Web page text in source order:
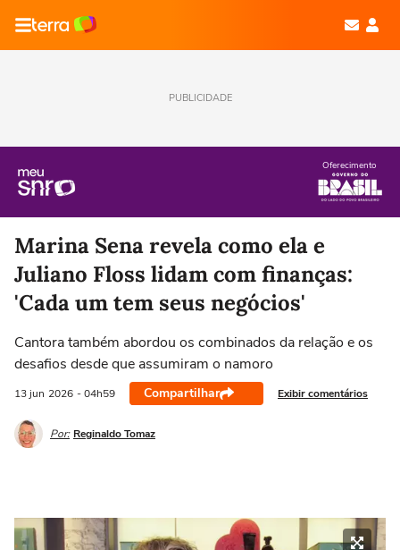
PUBLICIDADE
Oferecimento
Marina Sena revela como ela e
Juliano Floss lidam com finanças:
'Cada um tem seus negócios'
Cantora também abordou os combinados da relação e os
desafios desde que assumiram o namoro
13 jun 2026 - 04h59 Compartilhar Exibir comentários
Por: Reginaldo Tomaz